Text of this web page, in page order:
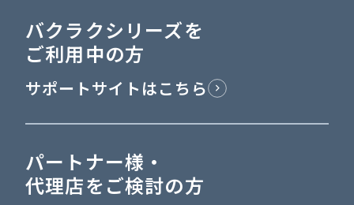
バクラクシリーズを
ご利用中の方
サポートサイトはこちら
パートナー様・
代理店をご検討の方